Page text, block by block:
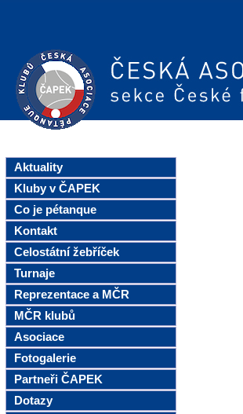
Aktuality
Kluby v ČAPEK
Co je pétanque
Kontakt
Celostátní žebříček
Turnaje
Reprezentace a MČR
MČR klubů
Asociace
Fotogalerie
Partneři ČAPEK
Dotazy